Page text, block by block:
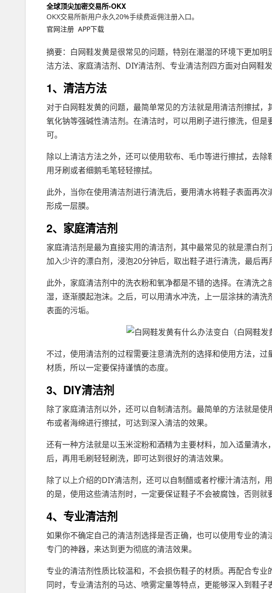
全球顶尖加密交易所-OKX
OKX交易所新用户永久20%手续费返佣注册入口。
官网注册 APP下载
摘要：白网鞋发黄是很常见的问题，特别在潮湿的环境下更加
洁方法、家庭清洁剂、DIY清洁剂、专业清洁剂四方面对白网鞋
1、清洁方法
对于白网鞋发黄的问题，最简单常见的方法就是用清洁剂擦拭
氧化钠等强碱性清洁剂。在清洁时，可以用刷子进行擦洗，但
可。
除以上清洁方法之外，还可以使用软布、毛巾等进行擦拭，去
用牙刷或者细鹅毛笔轻轻擦拭。
此外，当你在使用清洁剂进行清洗后，要用清水将鞋子表面再
形成一层膜。
2、家庭清洁剂
家庭清洁剂是最为直接实用的清洁剂，其中最常见的就是漂白剂
加入少许的漂白剂，浸泡20分钟后，取出鞋子进行清洗，最后再
此外，家庭清洁剂中的洗衣粉和氧净都是不错的选择。在清洗
湿，逐渐膜起泡沫。之后，可以用清水冲洗，上一层涂抹的清
表面的污垢。
不过，使用清洁剂的过程需要注意清洗剂的选择和使用方法，
材质，所以一定要保持谨慎的态度。
3、DIY清洁剂
除了家庭清洁剂以外，还可以自制清洁剂。最简单的方法就是
布或者海绵进行擦拭，可达到深入清洁的效果。
还有一种方法就是以玉米淀粉和酒精为主要材料，加入适量清
后，再用毛刷轻轻刷洗，即可达到很好的清洁效果。
除了以上介绍的DIY清洁剂，还可以自制醋或者柠檬汁清洁剂，
的是，使用这些清洁剂时，一定要保证鞋子不会被腐蚀，否则就
4、专业清洁剂
如果你不确定自己的清洁剂选择是否正确，也可以使用专业的
专门的神器，来达到更为彻底的清洁效果。
专业的清洁剂性质比较温和，不会损伤鞋子的材质。再配合专业
同时，专业清洁剂的马达、喷雾定量等特点，更能够深入到鞋子